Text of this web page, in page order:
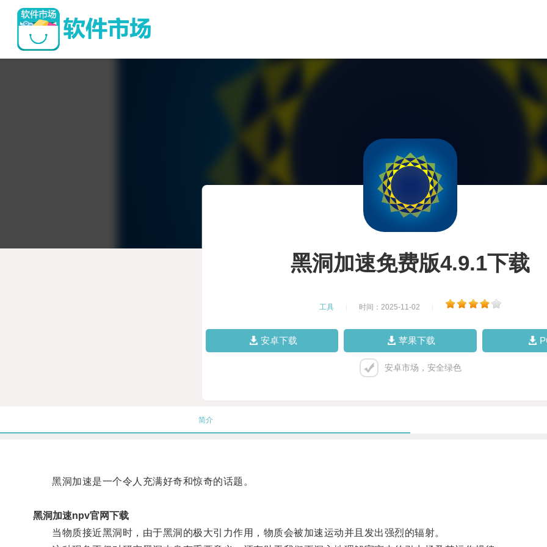
黑洞加速免费版4.9.1下载
工具 时间：2025-11-02
安卓下载 苹果下载
安卓市场，安全绿色
简介
黑洞加速是一个令人充满好奇和惊奇的话题。
黑洞加速npv官网下载
当物质接近黑洞时，由于黑洞的极大引力作用，物质会被加速运动并且发出强烈的辐射。